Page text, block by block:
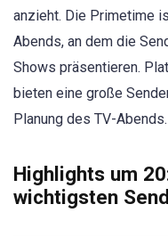
anzieht. Die Primetime
Abends, an dem die
Shows präsentieren.
bieten eine große
Planung des TV-Abends.
Highlights um
wichtigsten